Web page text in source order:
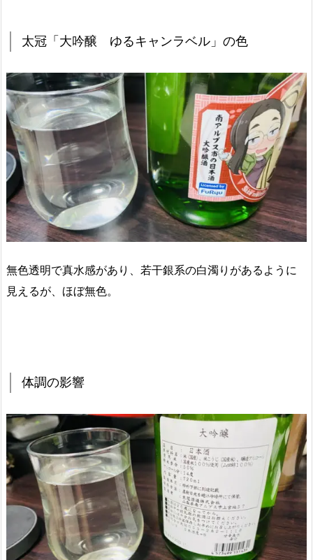
太冠「大吟醸 ゆるキャンラベル」の色
無色透明で真水感があり、若干銀系の白濁りがあるように
見えるが、ほぼ無色。
体調の影響